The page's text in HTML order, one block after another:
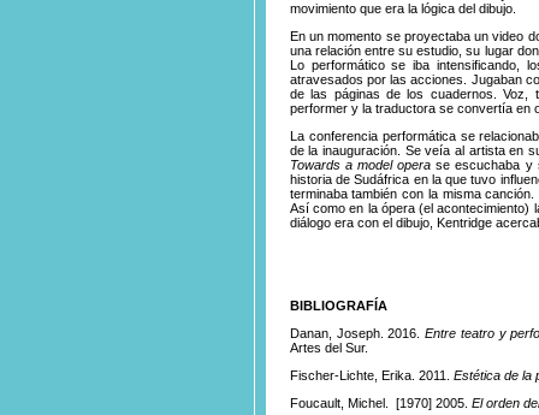
movimiento que era la lógica del dibujo.
En un momento se proyectaba un video
una relación entre su estudio, su lugar
Lo performático se iba intensificando,
atravesados por las acciones. Jugaban
de las páginas de los cuadernos. Voz,
performer y la traductora se convertía en
La conferencia performática se
de la inauguración. Se veía al artista en
Towards a model opera se escuchaba y
historia de Sudáfrica en la que tuvo
terminaba también con la misma
Así como en la ópera (el acontecimiento)
diálogo era con el dibujo, Kentridge
BIBLIOGRAFÍA
Danan, Joseph. 2016.Entre teatro y
Artes del Sur.
Fischer-Lichte, Erika. 2011. Estética de la
Foucault, Michel. [1970] 2005. El orden